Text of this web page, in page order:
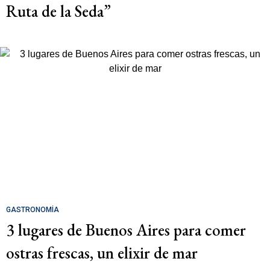
Ruta de la Seda”
GASTRONOMÍA
3 lugares de Buenos Aires para comer
ostras frescas, un elixir de mar